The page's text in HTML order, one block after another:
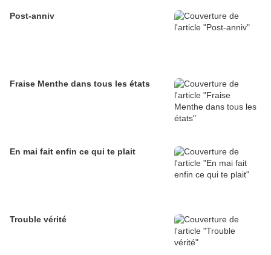
Post-anniv
Fraise Menthe dans tous les états
En mai fait enfin ce qui te plait
Trouble vérité